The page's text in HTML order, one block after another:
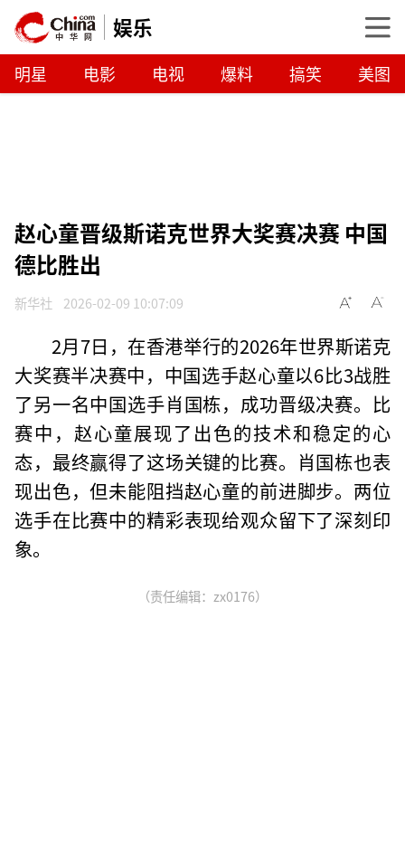
娱乐
明星 电影 电视 爆料 搞笑 美图
赵心童晋级斯诺克世界大奖赛决赛 中国
德比胜出
新华社 2026-02-09 10:07:09
2月7日，在香港举行的2026年世界斯诺克
大奖赛半决赛中，中国选手赵心童以6比3战胜
了另一名中国选手肖国栋，成功晋级决赛。比
赛中，赵心童展现了出色的技术和稳定的心
态，最终赢得了这场关键的比赛。肖国栋也表
现出色，但未能阻挡赵心童的前进脚步。两位
选手在比赛中的精彩表现给观众留下了深刻印
象。
（责任编辑：zx0176）